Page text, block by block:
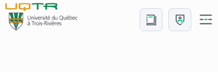
Aller
au
contenu
Aller
Connexion